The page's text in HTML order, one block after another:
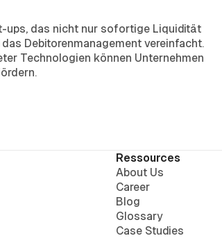
ups, das nicht nur sofortige Liquidität
Debitorenmanagement vereinfacht.
Technologien können Unternehmen
Ressources
About Us
Career
Blog
Glossary
Case Studies